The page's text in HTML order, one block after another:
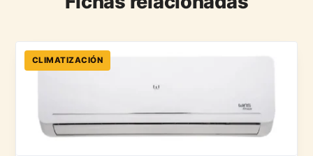
CLIMATIZACIÓN